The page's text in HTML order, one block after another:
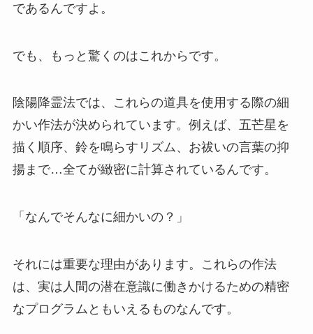
であるんですよ。
でも、もっと驚くのはこれからです。
陰陽降霊法では、これらの道具を使用する際の細
かい作法が決められています。例えば、五芒星を
描く順序、鈴を鳴らすリズム、お祓いの言葉の抑
揚まで…全てが緻密に計算されているんです。
「なんでそんなに細かいの？」
それには重要な理由があります。これらの作法
は、実は人間の潜在意識に働きかけるための精密
なプログラムともいえるものなんです。